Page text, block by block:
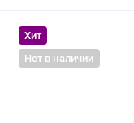
Хит
Нет в наличии